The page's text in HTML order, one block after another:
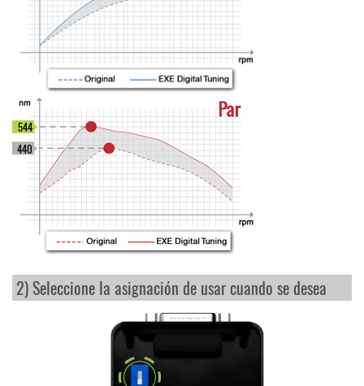
440
544
2) Seleccione la asignación de usar cuando se desea